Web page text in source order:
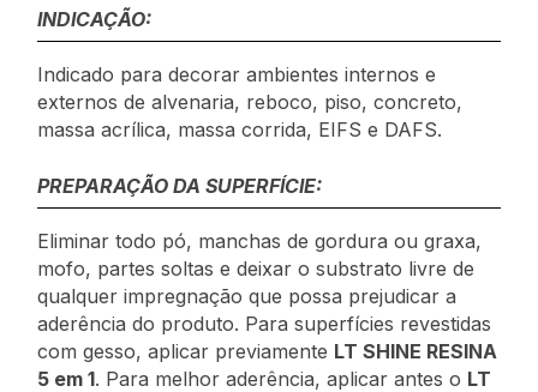
INDICAÇÃO:
Indicado para decorar ambientes internos e
externos de alvenaria, reboco, piso, concreto,
massa acrílica, massa corrida, EIFS e DAFS.
PREPARAÇÃO DA SUPERFÍCIE:
Eliminar todo pó, manchas de gordura ou graxa,
mofo, partes soltas e deixar o substrato livre de
qualquer impregnação que possa prejudicar a
aderência do produto. Para superfícies revestidas
com gesso, aplicar previamente LT SHINE RESINA
5 em 1. Para melhor aderência, aplicar antes o LT